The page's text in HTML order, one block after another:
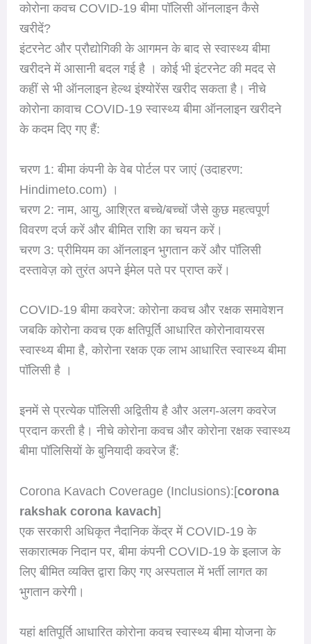
कोरोना कवच COVID-19 बीमा पॉलिसी ऑनलाइन कैसे
खरीदें?
इंटरनेट और प्रौद्योगिकी के आगमन के बाद से स्वास्थ्य बीमा
खरीदने में आसानी बदल गई है । कोई भी इंटरनेट की मदद से
कहीं से भी ऑनलाइन हेल्थ इंश्योरेंस खरीद सकता है। नीचे
कोरोना कावाच COVID-19 स्वास्थ्य बीमा ऑनलाइन खरीदने
के कदम दिए गए हैं:
चरण 1: बीमा कंपनी के वेब पोर्टल पर जाएं (उदाहरण:
Hindimeto.com) ।
चरण 2: नाम, आयु, आश्रित बच्चे/बच्चों जैसे कुछ महत्वपूर्ण
विवरण दर्ज करें और बीमित राशि का चयन करें।
चरण 3: प्रीमियम का ऑनलाइन भुगतान करें और पॉलिसी
दस्तावेज़ को तुरंत अपने ईमेल पते पर प्राप्त करें।
COVID-19 बीमा कवरेज: कोरोना कवच और रक्षक समावेशन
जबकि कोरोना कवच एक क्षतिपूर्ति आधारित कोरोनावायरस
स्वास्थ्य बीमा है, कोरोना रक्षक एक लाभ आधारित स्वास्थ्य बीमा
पॉलिसी है ।
इनमें से प्रत्येक पॉलिसी अद्वितीय है और अलग-अलग कवरेज
प्रदान करती है। नीचे कोरोना कवच और कोरोना रक्षक स्वास्थ्य
बीमा पॉलिसियों के बुनियादी कवरेज हैं:
Corona Kavach Coverage (Inclusions):[corona
rakshak corona kavach]
एक सरकारी अधिकृत नैदानिक केंद्र में COVID-19 के
सकारात्मक निदान पर, बीमा कंपनी COVID-19 के इलाज के
लिए बीमित व्यक्ति द्वारा किए गए अस्पताल में भर्ती लागत का
भुगतान करेगी।
यहां क्षतिपूर्ति आधारित कोरोना कवच स्वास्थ्य बीमा योजना के